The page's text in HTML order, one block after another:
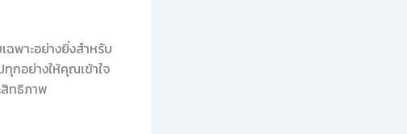
พาะอย่างยิ่งสำหรับ
กอย่างให้คุณเข้าใจ
ทธิภาพ